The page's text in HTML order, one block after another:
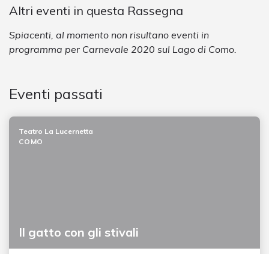
Altri eventi in questa Rassegna
Spiacenti, al momento non risultano eventi in
programma per Carnevale 2020 sul Lago di Como.
Eventi passati
Il gatto con gli stivali
Teatro La Lucernetta
COMO